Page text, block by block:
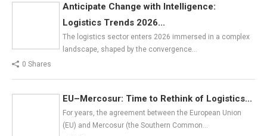
Anticipate Change with Intelligence:
Logistics Trends 2026...
The logistics sector enters 2026 immersed in a complex
landscape, shaped by the convergence…
0 Shares
EU–Mercosur: Time to Rethink of Logistics...
For years, the agreement between the European Union
(EU) and Mercosur (the Southern Common…